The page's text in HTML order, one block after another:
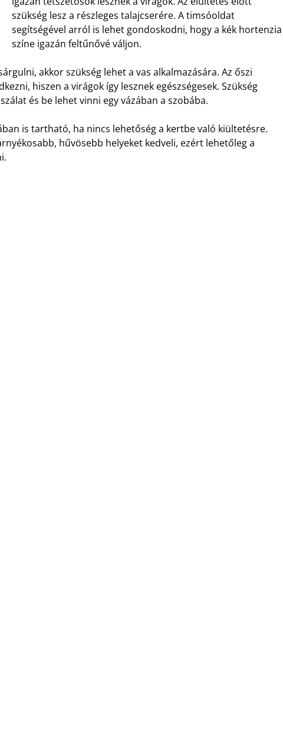
szükség lesz a részleges talajcserére. A timsóoldat
segítségével arról is lehet gondoskodni, hogy a kék hortenzia
színe igazán feltűnővé váljon.
akkor szükség lehet a vas alkalmazására. Az őszi
hiszen a virágok így lesznek egészségesek. Szükség
és be lehet vinni egy vázában a szobába.
is tartható, ha nincs lehetőség a kertbe való kiültetésre.
hűvösebb helyeket kedveli, ezért lehetőleg a